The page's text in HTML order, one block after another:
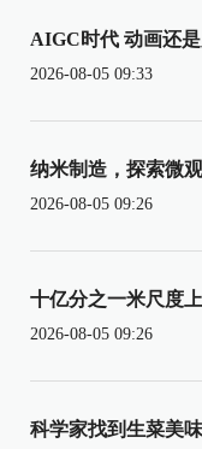
AIGC时代 动画还
2026-08-05 09:33
纳米制造，探索微
2026-08-05 09:26
十亿分之一米尺度
2026-08-05 09:26
科学家找到生菜美